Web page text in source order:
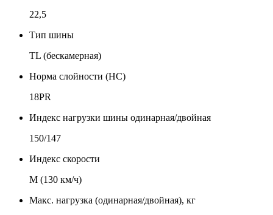
22,5
Тип шины
TL (бескамерная)
Норма слойности (НС)
18PR
Индекс нагрузки шины одинарная/двойная
150/147
Индекс скорости
М (130 км/ч)
Макс. нагрузка (одинарная/двойная), кг